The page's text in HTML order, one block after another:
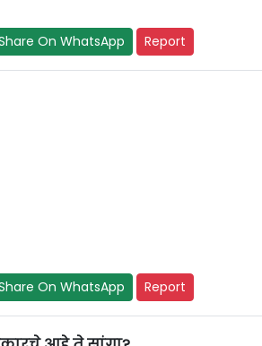
On WhatsApp Report
On WhatsApp Report